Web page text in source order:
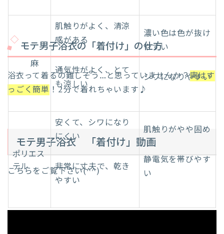
麻
肌触りがよく、清涼
感がある
通気性がよく、とて
も涼しい
濃い色は色が抜け
やすい
シワになりやすい
ポリエス
テル
安くて、シワになり
にくい
非常に丈夫で、乾き
やすい
肌触りがやや固め
静電気を帯びやす
い
モテ男子浴衣の「着付け」の仕方
浴衣って着るの難しそう…と思っていませんか？実はす
っごく簡単 ！2分で着れちゃいます♪
モテ男子浴衣 「着付け」動画
こちらをご覧下さい(^^)